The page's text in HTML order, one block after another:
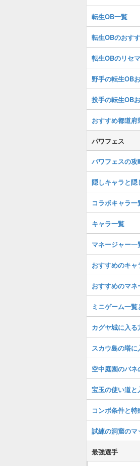
転生OB一覧
転生OBのおす
転生OBのリセ
野手の転生OB
投手の転生OB
おすすめ都道府
パワフェス
パワフェスの攻
隠しキャラと隠
コラボキャラ一
キャラ一覧
マネージャー一
おすすめのキャ
おすすめのマネ
ミニゲーム一覧
カグヤ城に入る
スカウ島の塔に
空中庭園のバネ
宝玉の使い道と
コンボ条件と
試練の洞窟のマ
最強選手